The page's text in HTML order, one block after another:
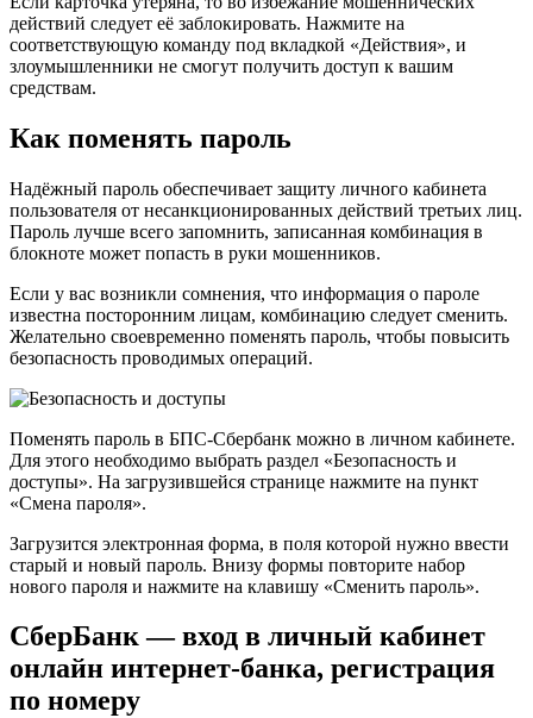
действий следует её заблокировать. Нажмите на
соответствующую команду под вкладкой «Действия», и
злоумышленники не смогут получить доступ к вашим
средствам.
Как поменять пароль
Надёжный пароль обеспечивает защиту личного кабинета
пользователя от несанкционированных действий третьих лиц.
Пароль лучше всего запомнить, записанная комбинация в
блокноте может попасть в руки мошенников.
Если у вас возникли сомнения, что информация о пароле
известна посторонним лицам, комбинацию следует сменить.
Желательно своевременно поменять пароль, чтобы повысить
безопасность проводимых операций.
Поменять пароль в БПС-Сбербанк можно в личном кабинете.
Для этого необходимо выбрать раздел «Безопасность и
доступы». На загрузившейся странице нажмите на пункт
«Смена пароля».
Загрузится электронная форма, в поля которой нужно ввести
старый и новый пароль. Внизу формы повторите набор
нового пароля и нажмите на клавишу «Сменить пароль».
СберБанк — вход в личный кабинет
онлайн интернет-банка, регистрация
по номеру